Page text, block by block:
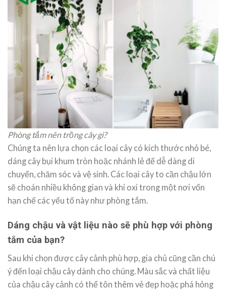
Phòng tắm nên trồng cây gì?
Chúng ta nên lựa chọn các loại cây có kích thước nhỏ bé,
dáng cây bụi khum tròn hoặc nhánh lẻ để dễ dàng di
chuyển, chăm sóc và vệ sinh. Các loại cây to cần chậu lớn
sẽ choán nhiều không gian và khí oxi trong một nơi vốn
hạn chế các yếu tố này như phòng tắm.
Dáng chậu và vật liệu nào sẽ phù hợp với phòng
tắm của bạn?
Sau khi chọn được cây cảnh phù hợp, gia chủ cũng cần chú
ý đến loại chậu cây dành cho chúng. Màu sắc và chất liệu
của chậu cây cảnh có thể tôn thêm vẻ đẹp hoặc phá hỏng